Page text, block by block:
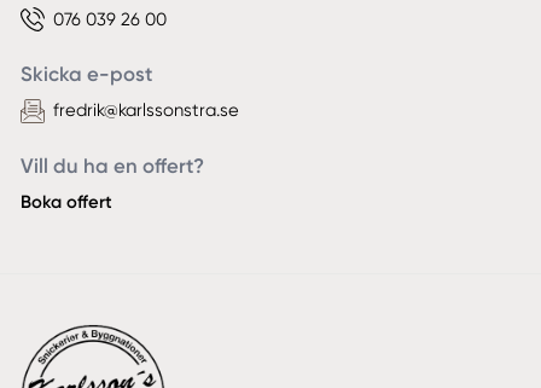
076 039 26 00
Skicka e-post
fredrik@karlssonstra.se
Vill du ha en offert?
Boka offert